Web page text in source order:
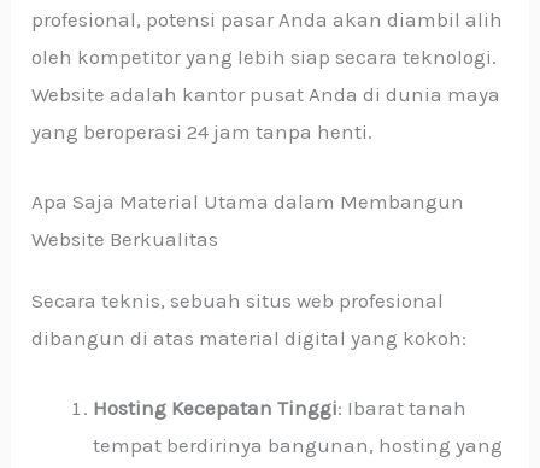
profesional, potensi pasar Anda akan diambil alih
oleh kompetitor yang lebih siap secara teknologi.
Website adalah kantor pusat Anda di dunia maya
yang beroperasi 24 jam tanpa henti.
Apa Saja Material Utama dalam Membangun
Website Berkualitas
Secara teknis, sebuah situs web profesional
dibangun di atas material digital yang kokoh:
Hosting Kecepatan Tinggi: Ibarat tanah
tempat berdirinya bangunan, hosting yang